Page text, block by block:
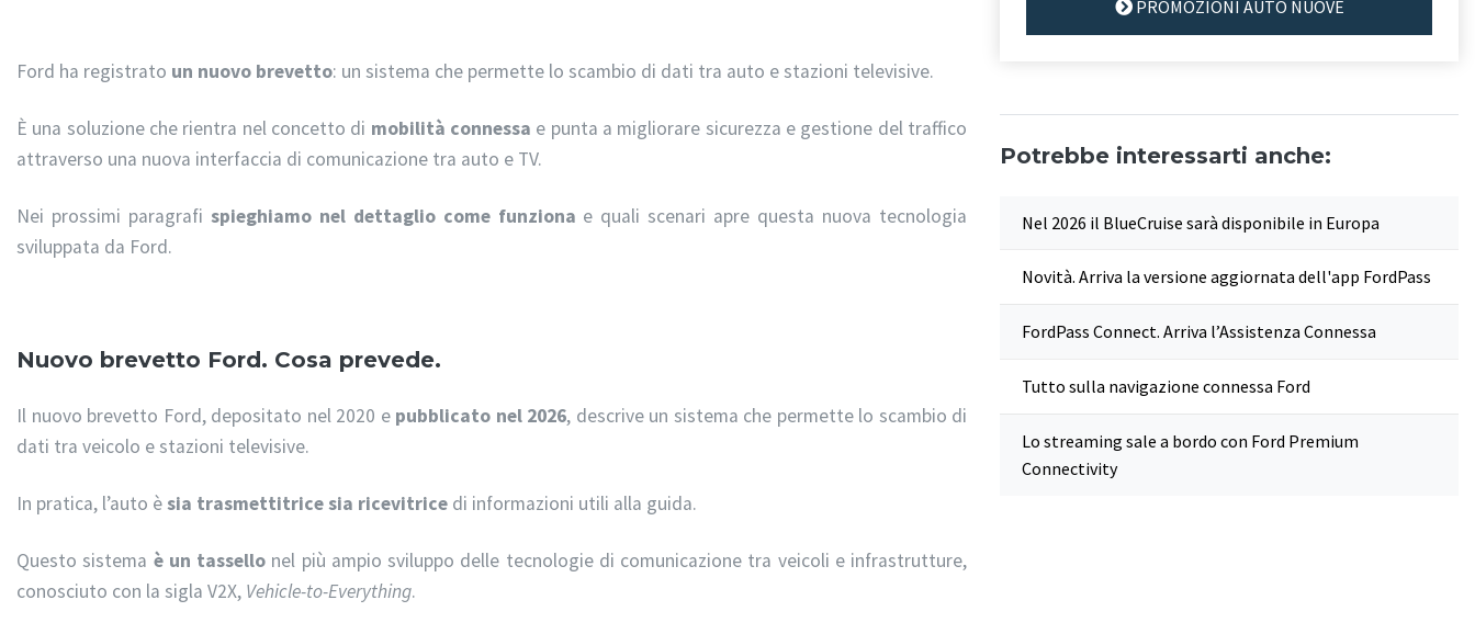
Ford ha registrato un nuovo brevetto: un sistema che permette lo scambio di dati tra auto e stazioni televisive.
È una soluzione che rientra nel concetto di mobilità connessa e punta a migliorare sicurezza e gestione del traffico
attraverso una nuova interfaccia di comunicazione tra auto e TV.
Nei prossimi paragrafi spieghiamo nel dettaglio come funziona e quali scenari apre questa nuova tecnologia
sviluppata da Ford.
Nuovo brevetto Ford. Cosa prevede.
Il nuovo brevetto Ford, depositato nel 2020 e pubblicato nel 2026, descrive un sistema che permette lo scambio di
dati tra veicolo e stazioni televisive.
In pratica, l’auto èsia trasmettitrice sia ricevitrice di informazioni utili alla guida.
Questo sistema è un tassello nel più ampio sviluppo delle tecnologie di comunicazione tra veicoli e infrastrutture,
conosciuto con la sigla V2X, Vehicle-to-Everything.
PROMOZIONI AUTO NUOVE
Potrebbe interessarti anche:
Nel 2026 il BlueCruise sarà disponibile in Europa
Novità. Arriva la versione aggiornata dell'app FordPass
FordPass Connect. Arriva l’Assistenza Connessa
Tutto sulla navigazione connessa Ford
Lo streaming sale a bordo con Ford Premium
Connectivity